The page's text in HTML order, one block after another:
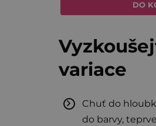
variace
Chuť do
do barvy,